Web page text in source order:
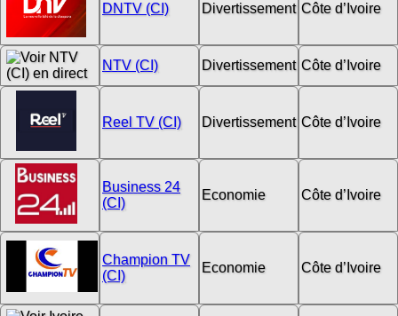
DNTV (CI) Divertissement Côte d’Ivoire
NTV (CI) Divertissement Côte d’Ivoire
Reel TV (CI) Divertissement Côte d’Ivoire
Business 24
(CI)
Economie Côte d’Ivoire
Champion TV
(CI)
Economie Côte d’Ivoire